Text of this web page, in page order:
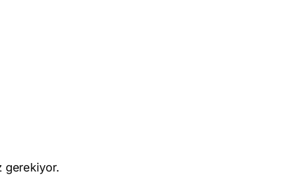
gerekiyor.